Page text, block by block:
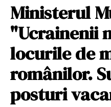
Ministerul
"Ucrainenii
locurile de
românilor.
posturi